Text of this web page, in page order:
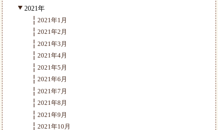
2021年
2021年1月
2021年2月
2021年3月
2021年4月
2021年5月
2021年6月
2021年7月
2021年8月
2021年9月
2021年10月